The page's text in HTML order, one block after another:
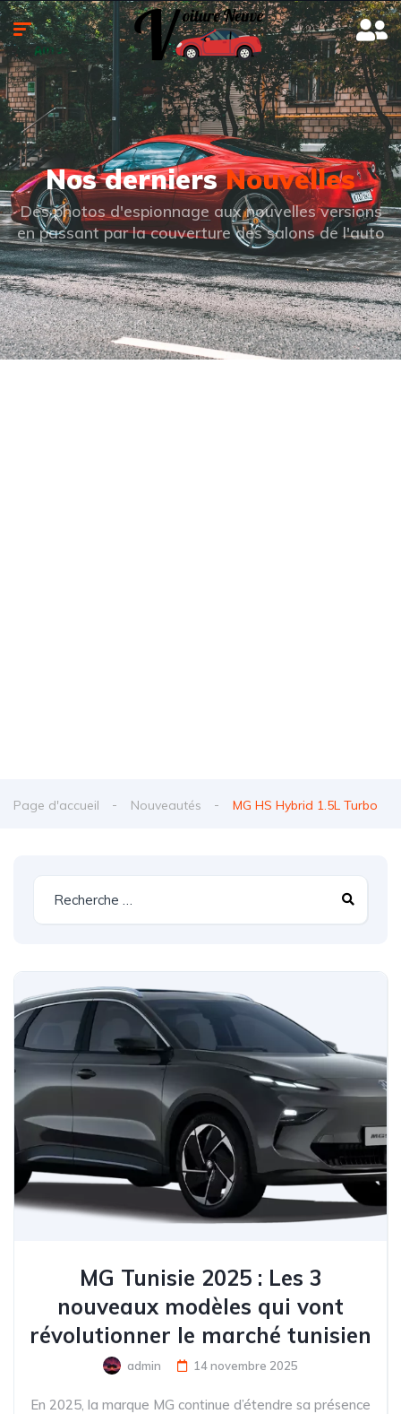
Nos derniersNouvelles
Des photos d'espionnage aux nouvelles versions
en passant par la couverture des salons de l'auto
Page d'accueil Nouveautés MG HS Hybrid 1.5L Turbo
MG Tunisie 2025 : Les 3
nouveaux modèles qui vont
révolutionner le marché tunisien
admin 14 novembre 2025
En 2025, la marque MG continue d’étendre sa présence